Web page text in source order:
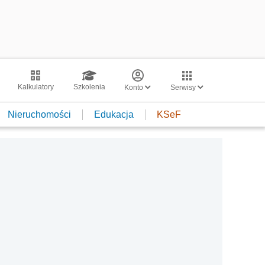
Kalkulatory Szkolenia Konto Serwisy
Nieruchomości Edukacja KSeF